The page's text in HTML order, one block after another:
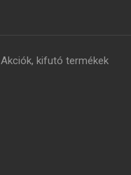
Akciók, kifutó termékek